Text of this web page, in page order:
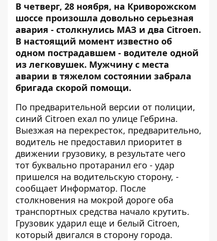
В четверг, 28 ноября, на Криворожском
шоссе произошла довольно серьезная
авария - столкнулись МАЗ и два Citroen.
В настоящий момент известно об
одном пострадавшем - водителе одной
из легковушек. Мужчину с места
аварии в тяжелом состоянии забрала
бригада скорой помощи.
По предварительной версии от полиции,
синий Citroen ехал по улице Гебрина.
Выезжая на перекресток, предварительно,
водитель не предоставил приоритет в
движении грузовику, в результате чего
тот буквально протаранил его - удар
пришелся на водительскую сторону, -
сообщает Информатор. После
столкновения на мокрой дороге оба
транспортных средства начало крутить.
Грузовик ударил еще и белый Citroen,
который двигался в сторону города.